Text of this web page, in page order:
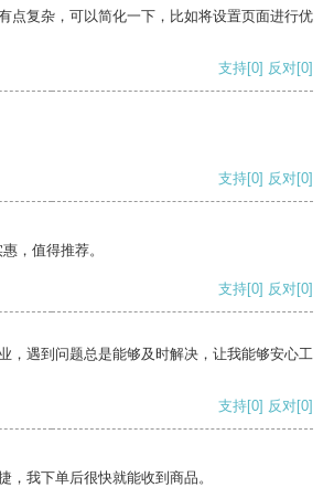
点复杂，可以简化一下，比如将设置页面进行优
支持[0] 反对[0]
支持[0] 反对[0]
，值得推荐。
支持[0] 反对[0]
，遇到问题总是能够及时解决，让我能够安心工
支持[0] 反对[0]
，我下单后很快就能收到商品。